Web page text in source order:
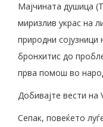
Мајчината душица
миризлив украс на
природни
бронхитис до
прва помош во
Добивајте вести на
Сепак, повеќето